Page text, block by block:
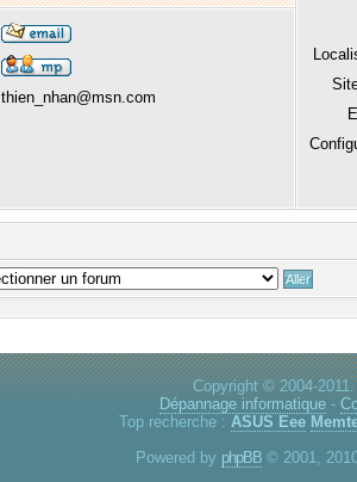
thien_nhan@msn.com
Copyright © 2004-
Dépannage informatique -
Top recherche : ASUS Eee
Powered by phpBB © 2001,